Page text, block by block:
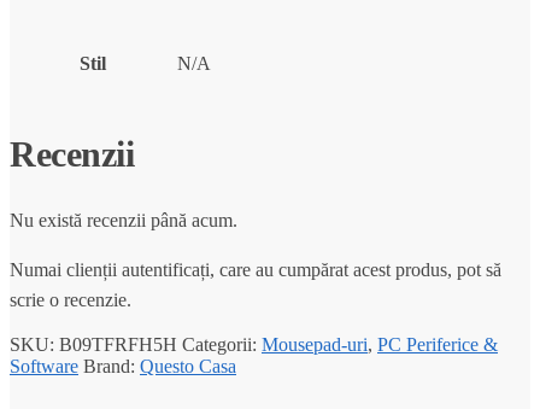
Stil N/A
Recenzii
Nu există recenzii până acum.
Numai clienții autentificați, care au cumpărat acest produs, pot să
scrie o recenzie.
SKU: B09TFRFH5H Categorii: Mousepad-uri, PC Periferice &
Software Brand: Questo Casa